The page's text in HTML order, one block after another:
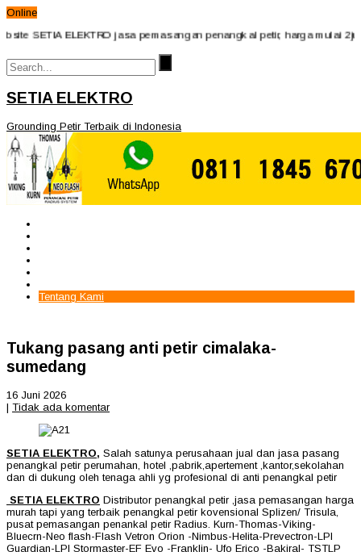
Online
SETIA ELEKTRO jasa pemasangan penangkal petir, harga mulai
SETIA ELEKTRO
Grounding Petir Terbaik di Indonesia
Tentang Kami
Tukang pasang anti petir cimalaka-
sumedang
16 Juni 2026
| Tidak ada komentar
SETIA ELEKTRO, Salah satunya perusahaan jual dan jasa pasang
penangkal petir perumahan, hotel ,pabrik,apertement ,kantor,sekolahan
dan di dukung oleh tenaga ahli yg profesional di anti penangkal petir
SETIA ELEKTRO Distributor penangkal petir ,jasa pemasangan harga
murah tapi yang terbaik penangkal petir kovensional Splizen/ Trisula,
pusat pemasangan penankal petir Radius. Kurn-Thomas-Viking-
Bluecrn-Neo flash-Flash Vetron Orion -Nimbus-Helita-Prevectron-LPI
Guardian-LPI Stormaster-EF Evo -Franklin- Ufo Erico -Bakiral- TSTLP